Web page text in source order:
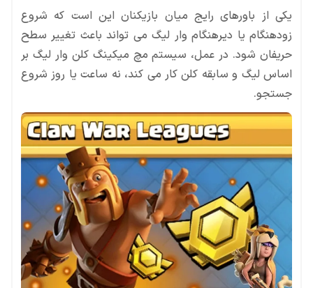
یکی از باورهای رایج میان بازیکنان این است که شروع
زودهنگام یا دیرهنگام وار لیگ می تواند باعث تغییر سطح
حریفان شود. در عمل، سیستم مچ میکینگ کلن وار لیگ بر
اساس لیگ و سابقه کلن کار می کند، نه ساعت یا روز شروع
جستجو.